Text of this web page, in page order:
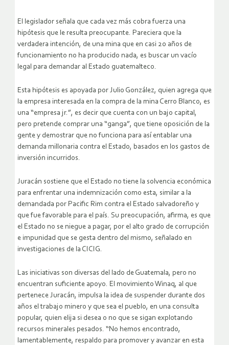
El legislador señala que cada vez más cobra fuerza una
hipótesis que le resulta preocupante. Pareciera que la
verdadera intención, de una mina que en casi 20 años de
funcionamiento no ha producido nada, es buscar un vacío
legal para demandar al Estado guatemalteco.
Esta hipótesis es apoyada por Julio González, quien agrega que
la empresa interesada en la compra de la mina Cerro Blanco, es
una “empresa jr.”, es decir que cuenta con un bajo capital,
pero pretende comprar una “ganga”, que tiene oposición de la
gente y demostrar que no funciona para así entablar una
demanda millonaria contra el Estado, basados en los gastos de
inversión incurridos.
Juracán sostiene que el Estado no tiene la solvencia económica
para enfrentar una indemnización como esta, similar a la
demandada por Pacific Rim contra el Estado salvadoreño y
que fue favorable para el país. Su preocupación, afirma, es que
el Estado no se niegue a pagar, por el alto grado de corrupción
e impunidad que se gesta dentro del mismo, señalado en
investigaciones de la CICIG.
Las iniciativas son diversas del lado de Guatemala, pero no
encuentran suficiente apoyo. El movimiento Winaq, al que
pertenece Juracán, impulsa la idea de suspender durante dos
años el trabajo minero y que sea el pueblo, en una consulta
popular, quien elija si desea o no que se sigan explotando
recursos minerales pesados. “No hemos encontrado,
lamentablemente, respaldo para promover y avanzar en esta